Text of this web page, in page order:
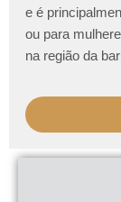
e é
ou para
na região da